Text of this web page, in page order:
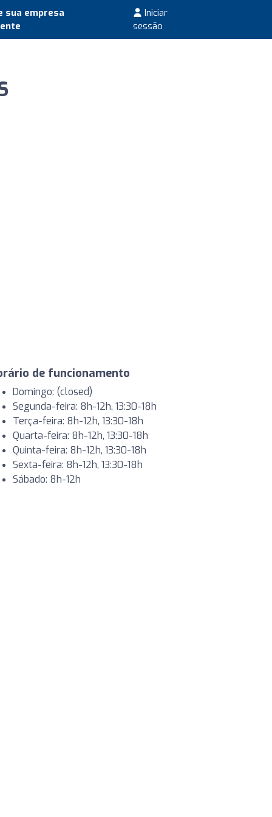
sua empresa
Iniciar
sessão
de funcionamento
Domingo: (closed)
Segunda-feira: 8h-12h, 13:30-18h
Terça-feira: 8h-12h, 13:30-18h
Quarta-feira: 8h-12h, 13:30-18h
Quinta-feira: 8h-12h, 13:30-18h
Sexta-feira: 8h-12h, 13:30-18h
Sábado: 8h-12h